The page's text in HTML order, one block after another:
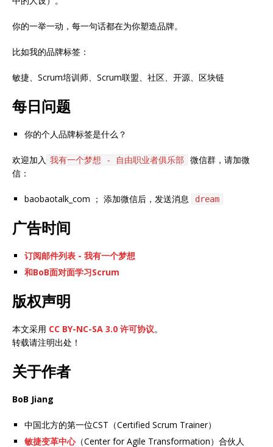
你的一举一动，每一句话都在为你塑造品牌。
比如我的品牌标签：
敏捷、Scrum培训师、Scrum联盟、社区、开源、区块链
每日问题
你的个人品牌标签是什么？
欢迎加入 我有一个梦想 - 自由职业者俱乐部
微信群，请加微
信：
baobaotalk_com ； 添加微信后，发送消息 dream
广告时间
订阅邮件列表 - 我有一个梦想
和BoB面对面学习Scrum
版权声明
本文采用 CC BY-NC-SA 3.0 许可协议。
转载请注明出处！
关于作者
BoB Jiang
中国北方的第一位CST（Certified Scrum Trainer）
敏捷变革中心（Center for Agile Transformation）合伙人